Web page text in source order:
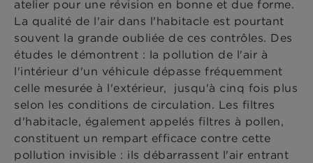
atelier pour une révision en bonne et due forme.
La qualité de l'air dans l'habitacle est pourtant
souvent la grande oubliée de ces contrôles. Des
études le démontrent : la pollution de l'air à
l'intérieur d'un véhicule dépasse fréquemment
celle mesurée à l'extérieur, jusqu'à cinq fois plus
selon les conditions de circulation. Les filtres
d'habitacle, également appelés filtres à pollen,
constituent un rempart efficace contre cette
pollution invisible : ils débarrassent l'air entrant